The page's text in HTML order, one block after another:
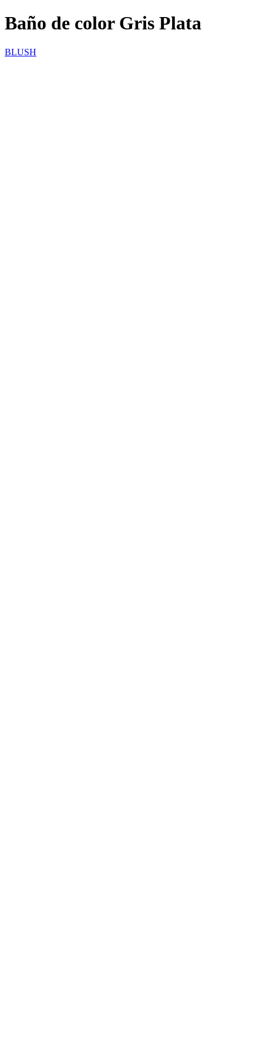
Baño de color Gris Plata
BLUSH